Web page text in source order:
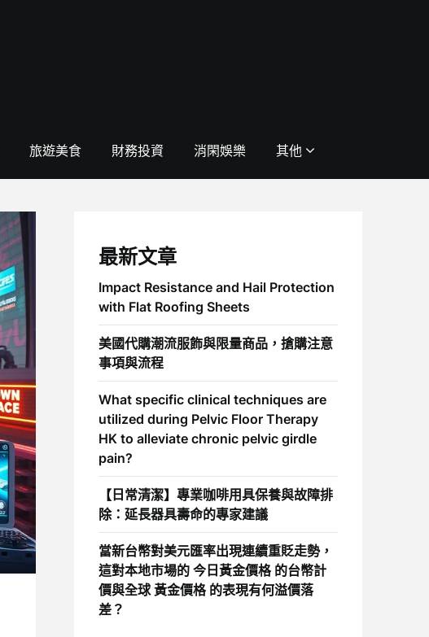
旅遊美食 財務投資 消閑娛樂 其他
最新文章
Impact Resistance and Hail Protection
with Flat Roofing Sheets
美國代購潮流服飾與限量商品，搶購注意
事項與流程
What specific clinical techniques are
utilized during Pelvic Floor Therapy
HK to alleviate chronic pelvic girdle
pain?
【日常清潔】專業咖啡用具保養與故障排
除：延長器具壽命的專家建議
當新台幣對美元匯率出現連續重貶走勢，
這對本地市場的 今日黃金價格 的台幣計
價與全球 黃金價格 的表現有何溢價落
差？